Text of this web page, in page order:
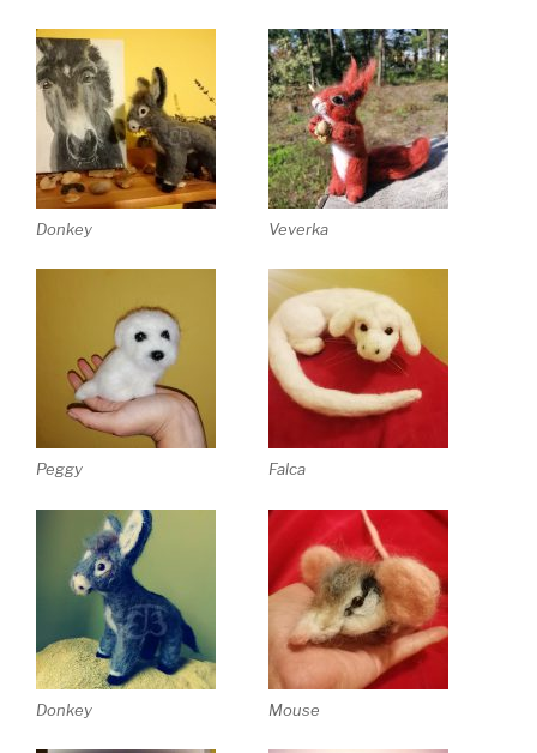
Donkey Veverka
Peggy Falca
Donkey Mouse